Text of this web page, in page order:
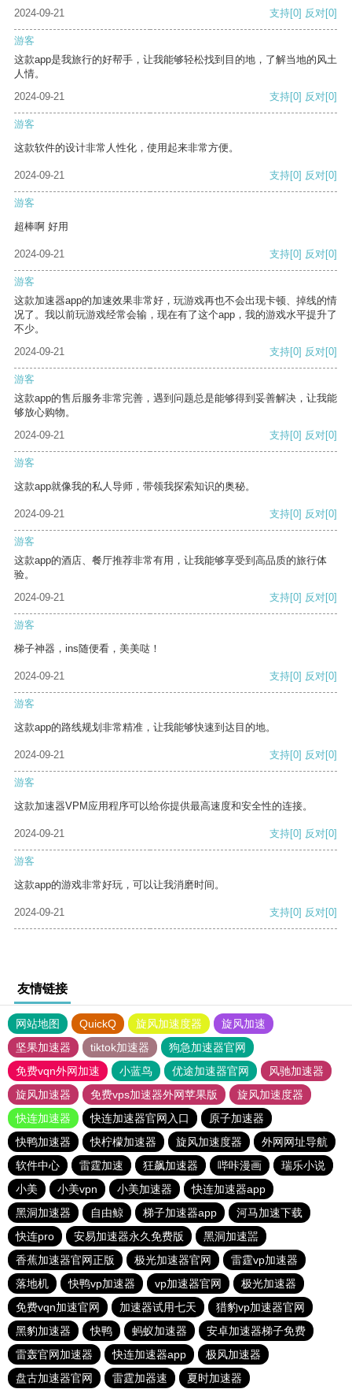
2024-09-21 支持[0] 反对[0]
游客
这款app是我旅行的好帮手，让我能够轻松找到目的地，了解当地的风土
人情。
2024-09-21
支持[0] 反对[0]
游客
这款软件的设计非常人性化，使用起来非常方便。
2024-09-21 支持[0] 反对[0]
游客
超棒啊 好用
2024-09-21 支持[0] 反对[0]
游客
这款加速器app的加速效果非常好，玩游戏再也不会出现卡顿、掉线的情
况了。我以前玩游戏经常会输，现在有了这个app，我的游戏水平提升了
不少。
2024-09-21
支持[0] 反对[0]
游客
这款app的售后服务非常完善，遇到问题总是能够得到妥善解决，让我能
够放心购物。
2024-09-21
支持[0] 反对[0]
游客
这款app就像我的私人导师，带领我探索知识的奥秘。
2024-09-21 支持[0] 反对[0]
游客
这款app的酒店、餐厅推荐非常有用，让我能够享受到高品质的旅行体
验。
2024-09-21
支持[0] 反对[0]
游客
梯子神器，ins随便看，美美哒！
2024-09-21 支持[0] 反对[0]
游客
这款app的路线规划非常精准，让我能够快速到达目的地。
2024-09-21 支持[0] 反对[0]
游客
这款加速器VPM应用程序可以给你提供最高速度和安全性的连接。
2024-09-21 支持[0] 反对[0]
游客
这款app的游戏非常好玩，可以让我消磨时间。
2024-09-21 支持[0] 反对[0]
友情链接
网站地图 QuickQ 旋风加速度器
旋风加速
坚果加速器
tiktok加速器
狗急加速器官网
免费vqn外网加速
小蓝鸟 优途加速器官网
风驰加速器
旋风加速器
免费vps加速器外网苹果版
旋风加速度器
快连加速器
快连加速器官网入口
原子加速器
快鸭加速器
快柠檬加速器 旋风加速度器
外网网址导航
软件中心
雷霆加速 狂飙加速器 哔咔漫画
瑞乐小说
小美
小美vpn 小美加速器
快连加速器app
黑洞加速器
自由鲸 梯子加速器app
河马加速下载
快连pro
安易加速器永久免费版
黑洞加速噐
香蕉加速器官网正版
极光加速器官网
雷霆vp加速器
落地机
快鸭vp加速器 vp加速器官网
极光加速器
免费vqn加速官网
加速器试用七天
猎豹vp加速器官网
黑豹加速器
快鸭 蚂蚁加速器
安卓加速器梯子免费
雷轰官网加速器
快连加速器app
极风加速器
盘古加速器官网
雷霆加器速 夏时加速器